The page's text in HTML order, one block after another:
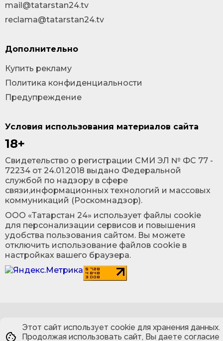
Условия использования материалов сайта
18+
Cвидетельство о регистрации СМИ ЭЛ № ФС 77 -
72234 от 24.01.2018 выдано Федеральной
службой по надзору в сфере
связи,информационных технологий и массовых
коммуникаций (Роскомнадзор).
ООО «Татарстан 24» использует файлы cookie
для персонализации сервисов и повышения
удобства пользования сайтом. Вы можете
отключить использование файлов cookie в
настройках вашего браузера.
mail@tatarstan24.tv
reclama@tatarstan24.tv
Дополнительно
Купить рекламу
Политика конфиденциальности
Предупреждение
Этот сайт использует cookie для хранения данных.
Продолжая использовать сайт, Вы даете согласие